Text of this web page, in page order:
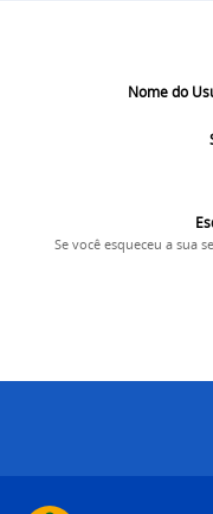
Nome do
Se você esqueceu a sua